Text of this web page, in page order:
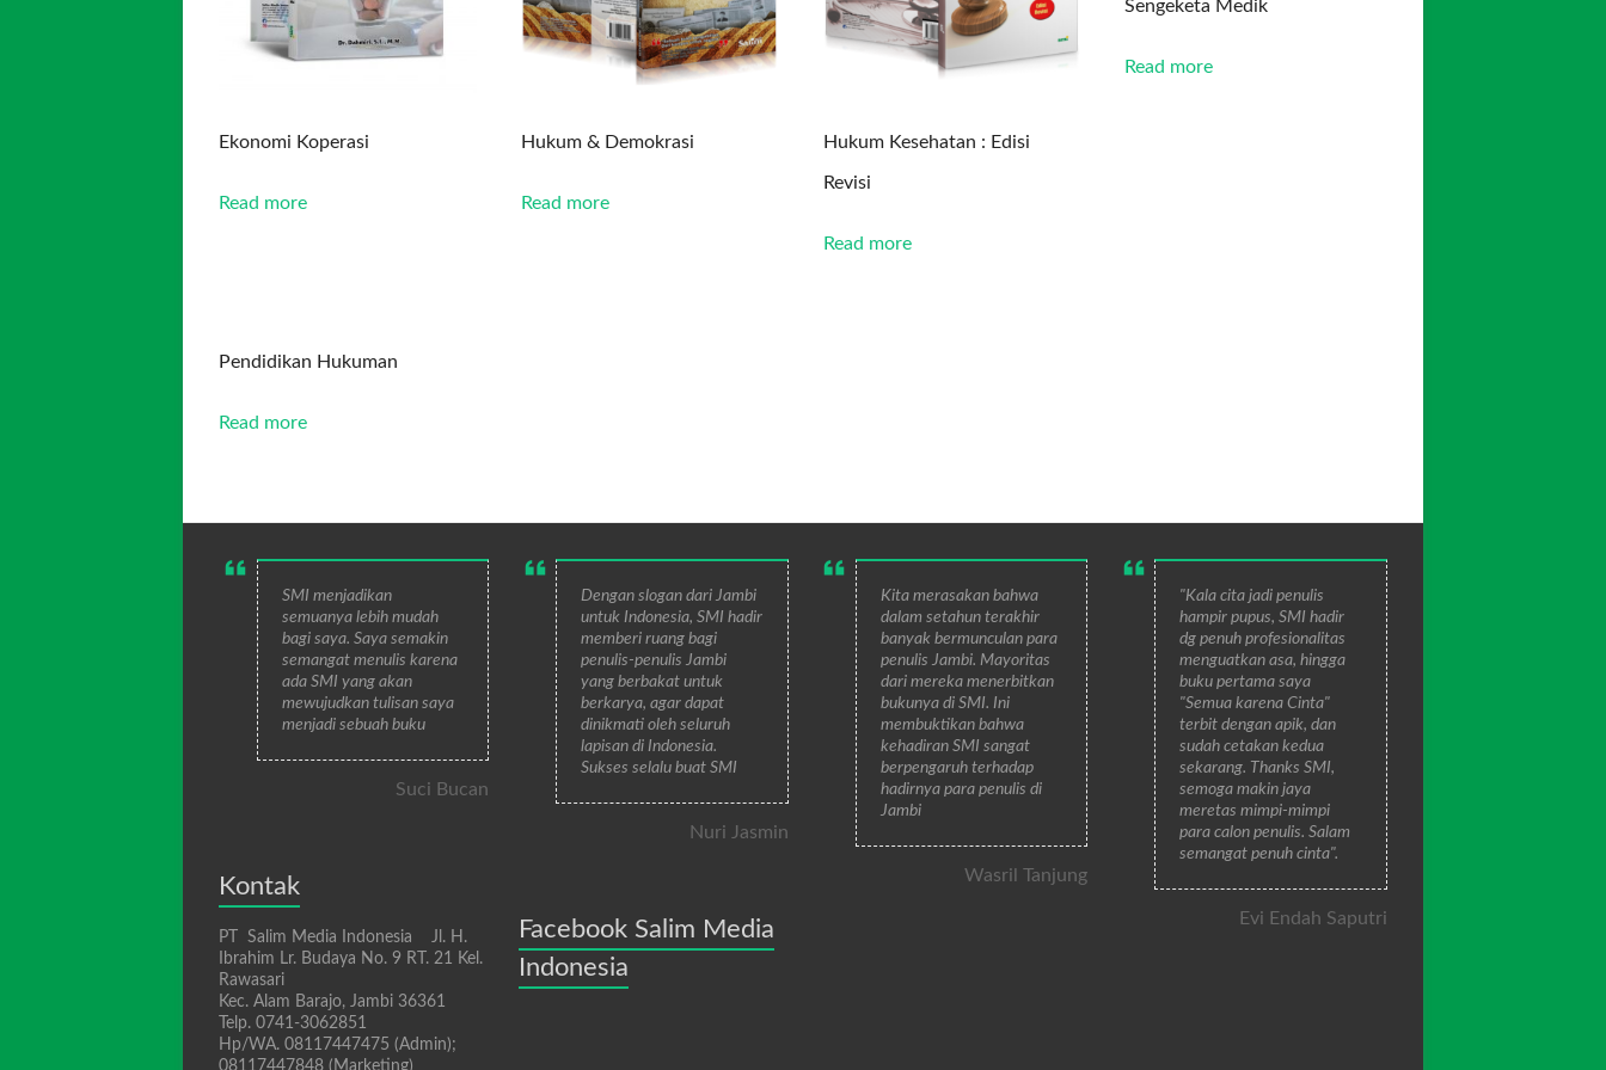
Ekonomi Koperasi
Read more
Hukum & Demokrasi
Read more
Hukum Kesehatan : Edisi
Revisi
Read more
Sengeketa Medik
Read more
Pendidikan Hukuman
Read more
SMI menjadikan
semuanya lebih mudah
bagi saya. Saya semakin
semangat menulis karena
ada SMI yang akan
mewujudkan tulisan saya
menjadi sebuah buku
Suci Bucan
Kontak
PT Salim Media Indonesia Jl. H.
Ibrahim Lr. Budaya No. 9 RT. 21 Kel.
Rawasari
Kec. Alam Barajo, Jambi 36361
Telp. 0741-3062851
Hp/WA. 08117447475 (Admin);
Dengan slogan dari Jambi
untuk Indonesia, SMI hadir
memberi ruang bagi
penulis-penulis Jambi
yang berbakat untuk
berkarya, agar dapat
dinikmati oleh seluruh
lapisan di Indonesia.
Sukses selalu buat SMI
Nuri Jasmin
Facebook Salim Media
Indonesia
Kita merasakan bahwa
dalam setahun terakhir
banyak bermunculan para
penulis Jambi. Mayoritas
dari mereka menerbitkan
bukunya di SMI. Ini
membuktikan bahwa
kehadiran SMI sangat
berpengaruh terhadap
hadirnya para penulis di
Jambi
Wasril Tanjung
"Kala cita jadi penulis
hampir pupus, SMI hadir
dg penuh profesionalitas
menguatkan asa, hingga
buku pertama saya
"Semua karena Cinta"
terbit dengan apik, dan
sudah cetakan kedua
sekarang. Thanks SMI,
semoga makin jaya
meretas mimpi-mimpi
para calon penulis. Salam
semangat penuh cinta".
Evi Endah Saputri